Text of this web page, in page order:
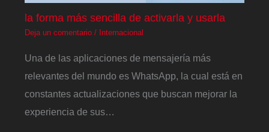
la forma más sencilla de activarla y usarla
Deja un comentario / Internacional
Una de las aplicaciones de mensajería más
relevantes del mundo es WhatsApp, la cual está en
constantes actualizaciones que buscan mejorar la
experiencia de sus…